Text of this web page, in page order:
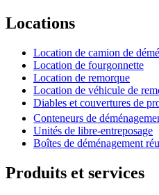
Locations
Location de camion de
Location de fourgonnette
Location de remorque
Location de véhicule de
Diables et couvertures de
Conteneurs de
Unités de libre-entreposage
Boîtes de déménagement
Produits et services